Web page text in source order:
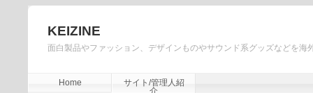
KEIZINE
面白製品やファッション、デザインものやサウンド系グッズなどを海
Home
サイト/管理人紹
介